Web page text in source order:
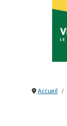
Accueil